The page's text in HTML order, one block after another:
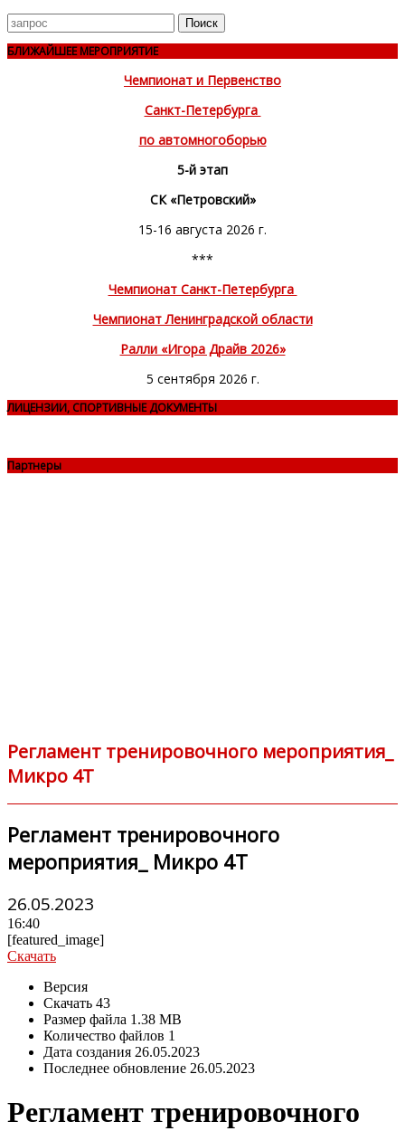
Поиск
для
БЛИЖАЙШЕЕ МЕРОПРИЯТИЕ
Чемпионат и Первенство
Санкт-Петербурга
по автомногоборью
5-й этап
СК «Петровский»
15-16 августа 2026 г.
***
Чемпионат Санкт-Петербурга
Чемпионат Ленинградской области
Ралли «Игора Драйв 2026»
5 сентября 2026 г.
ЛИЦЕНЗИИ, СПОРТИВНЫЕ ДОКУМЕНТЫ
Партнеры
Регламент тренировочного мероприятия_
Микро 4Т
Регламент тренировочного
мероприятия_ Микро 4Т
26.05.2023
16:40
[featured_image]
Скачать
Версия
Скачать 43
Размер файла 1.38 MB
Количество файлов 1
Дата создания 26.05.2023
Последнее обновление 26.05.2023
Регламент тренировочного